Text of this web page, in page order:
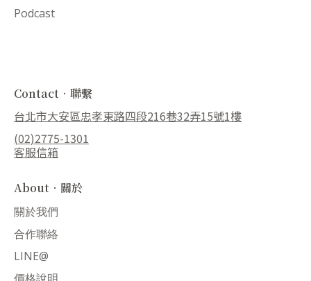
Podcast
Contact．聯繫
台北市大安區忠孝東路四段216巷32弄15號1樓
(02)2775-1301
客服信箱
About．關於
關於我們
合作聯絡
LINE@